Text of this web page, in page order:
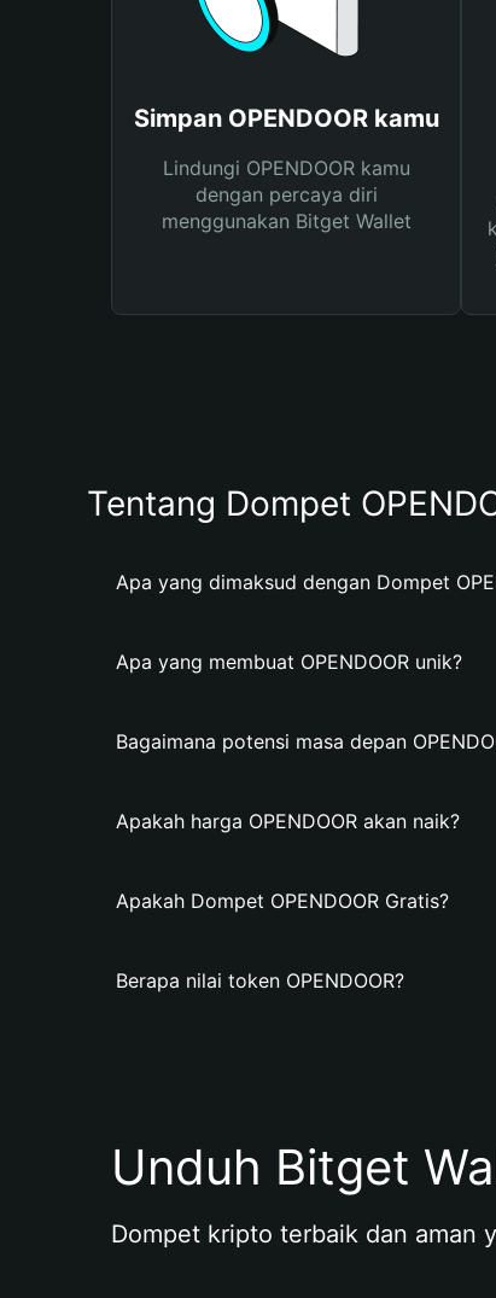
Simpan OPENDOOR kamu
Lindungi OPENDOOR kamu
dengan percaya diri
menggunakan Bitget Wallet
Tentang Dompet
Apa yang dimaksud dengan Dompet
Apa yang membuat OPENDOOR unik?
Bagaimana potensi masa depan
Apakah harga OPENDOOR akan naik?
Apakah Dompet OPENDOOR Gratis?
Berapa nilai token OPENDOOR?
Unduh Bitget
Dompet kripto terbaik dan aman